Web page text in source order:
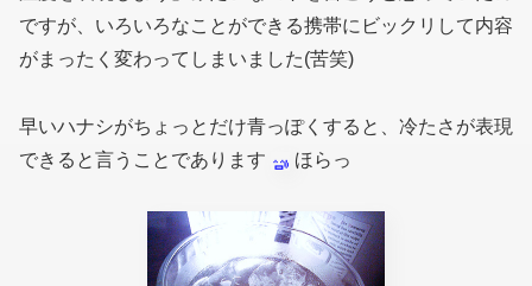
ですが、いろいろなことができる携帯にビックリして内容
がまったく変わってしまいました(苦笑)
早いハナシがちょっとだけ青っぽくすると、冷たさが表現
できると言うことであります
ほらっ